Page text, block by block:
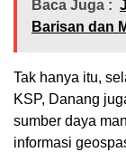
Baca Juga :
Barisan dan
Tak hanya itu,
KSP, Danang
sumber daya
informasi